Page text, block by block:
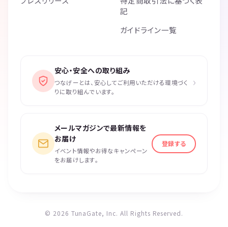
記
ガイドライン一覧
安心・安全への取り組み
つなげーとは、安心してご利用いただける環境づく
りに取り組んでいます。
›
メールマガジンで最新情報を
お届け
イベント情報やお得なキャンペーン
をお届けします。
登録する
© 2026 TunaGate, Inc. All Rights Reserved.